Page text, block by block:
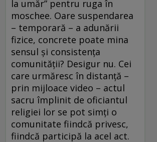
la umăr” pentru ruga în
moschee. Oare suspendarea
– temporară – a adunării
fizice, concrete poate mina
sensul şi consistenţa
comunităţii? Desigur nu. Cei
care urmăresc în distanţă –
prin mijloace video – actul
sacru împlinit de oficiantul
religiei lor se pot simţi o
comunitate fiindcă privesc,
fiindcă participă la acel act.